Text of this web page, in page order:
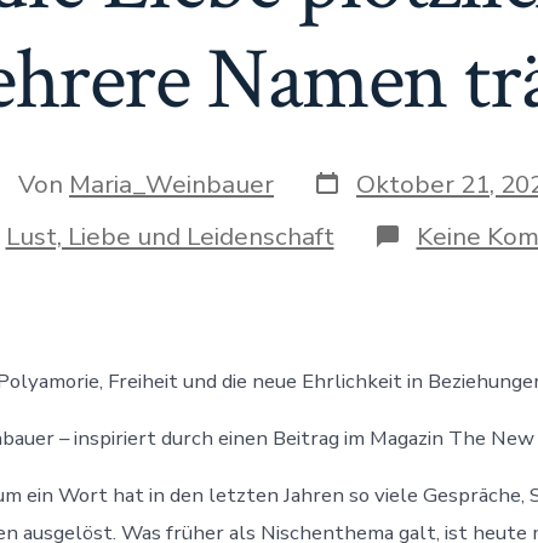
Namen
Von Maria_Weinbauer
Oktober 21,
Lust, Liebe und Leidenschaft Keine
Freiheit und die neue Ehrlichkeit in
– inspiriert durch einen Beitrag im Magazin The
ein Wort hat in den letzten Jahren so viele Gespräche,
ausgelöst. Was früher als Nischenthema galt, ist